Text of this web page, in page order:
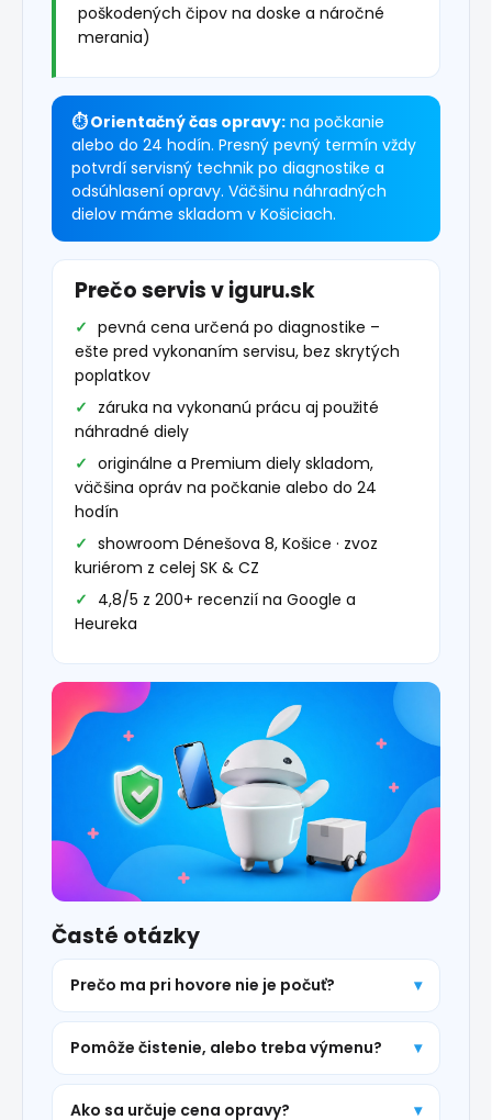
poškodených čipov na doske a náročné
merania)
⏱ Orientačný čas opravy: na počkanie
alebo do 24 hodín. Presný pevný termín vždy
potvrdí servisný technik po diagnostike a
odsúhlasení opravy. Väčšinu náhradných
dielov máme skladom v Košiciach.
Prečo servis v iguru.sk
pevná cena určená po diagnostike –
ešte pred vykonaním servisu, bez skrytých
poplatkov
záruka na vykonanú prácu aj použité
náhradné diely
originálne a Premium diely skladom,
väčšina opráv na počkanie alebo do 24
hodín
showroom Dénešova 8, Košice · zvoz
kuriérom z celej SK & CZ
4,8/5 z 200+ recenzií na Google a
Heureka
Časté otázky
Prečo ma pri hovore nie je počuť?
Pomôže čistenie, alebo treba výmenu?
Ako sa určuje cena opravy?